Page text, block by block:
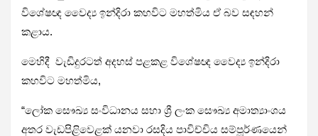
විශේෂඥ වෛද්‍ය ඉන්දිරා කහවිට මහත්මිය ඒ බව සඳහන්
කළාය.
මෙහිදී වැඩිදුරටත් අදහස් පළකළ විශේෂඥ වෛද්‍ය ඉන්දිරා
කහවිට මහත්මිය,
“ලෝක සෞඛ්‍ය සංවිධානය සහා ශ්‍රී ලංක සෞඛ්‍ය අමාත්‍යාංශය
අතර වැඩපිළිවෙළක් යනවා රසදිය පාවිච්චිය සම්පූර්ණයෙන්